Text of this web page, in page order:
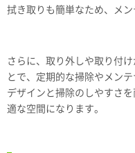
拭き取りも簡単なため、メ
さらに、取り外しや取り付
とで、定期的な掃除やメン
デザインと掃除のしやすさ
適な空間になります。